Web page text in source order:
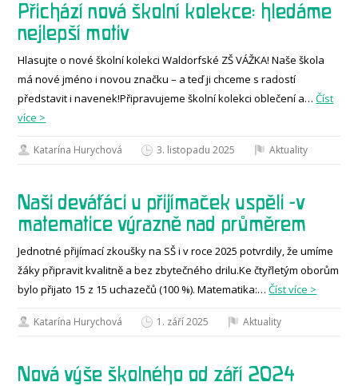
Přichází nová školní kolekce: hledáme
nejlepší motiv
Hlasujte o nové školní kolekci Waldorfské ZŠ VÁŽKA! Naše škola
má nové jméno i novou značku – a teď ji chceme s radostí
představit i navenek!Připravujeme školní kolekci oblečení a…Číst
více >
Katarína Hurychová 3. listopadu 2025 Aktuality
Naši deváťáci u přijímaček uspěli -v
matematice výrazně nad průměrem
Jednotné přijímací zkoušky na SŠ i v roce 2025 potvrdily, že umíme
žáky připravit kvalitně a bez zbytečného drilu.Ke čtyřletým oborům
bylo přijato 15 z 15 uchazečů (100 %). Matematika:…Číst více >
Katarína Hurychová 1. září 2025 Aktuality
Nová výše školného od září 2024